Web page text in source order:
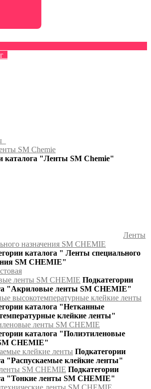
SM Chemie
каталога "Ленты SM Chemie"
Ленты
назначения SM CHEMIE
каталога " Ленты специального
SM CHEMIE"
ленты SM CHEMIE Подкатегории
"Акриловые ленты SM CHEMIE"
высокотемпературные клейкие ленты
каталога "Нетканные
клейкие ленты"
ленты SM CHEMIE
каталога "Полиэтиленовые
CHEMIE"
клейкие ленты Подкатегории
"Распускаемые клейкие ленты"
SM CHEMIE Подкатегории
"Тонкие ленты SM CHEMIE"
ленты SM CHEMIE